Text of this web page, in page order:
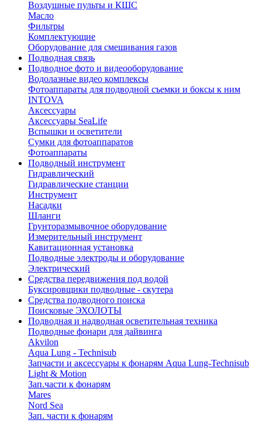
Воздушные пульты и КШС
Масло
Фильтры
Комплектующие
Оборудование для смешивания газов
Подводная связь
Подводное фото и видеооборудование
Водолазные видео комплексы
Фотоаппараты для подводной съемки и боксы к ним
INTOVA
Аксессуары
Аксессуары SeaLife
Вспышки и осветители
Сумки для фотоаппаратов
Фотоаппараты
Подводный инструмент
Гидравлический
Гидравлические станции
Инструмент
Насадки
Шланги
Грунторазмывочное оборудование
Измерительный инструмент
Кавитационная установка
Подводные электроды и оборудование
Электрический
Средства передвижения под водой
Буксировщики подводные - скутера
Средства подводного поиска
Поисковые ЭХОЛОТЫ
Подводная и надводная осветительная техника
Подводные фонари для дайвинга
Akvilon
Aqua Lung - Technisub
Запчасти и аксессуары к фонарям Aqua Lung-Technisub
Light & Motion
Зап.части к фонарям
Mares
Nord Sea
Зап. части к фонарям